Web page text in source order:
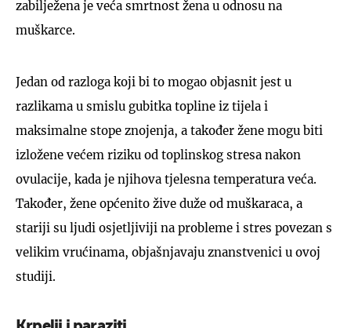
zabilježena je veća smrtnost žena u odnosu na
muškarce.
Jedan od razloga koji bi to mogao objasnit jest u
razlikama u smislu gubitka topline iz tijela i
maksimalne stope znojenja, a također žene mogu biti
izložene većem riziku od toplinskog stresa nakon
ovulacije, kada je njihova tjelesna temperatura veća.
Također, žene općenito žive duže od muškaraca, a
stariji su ljudi osjetljiviji na probleme i stres povezan s
velikim vrućinama, objašnjavaju znanstvenici u ovoj
studiji.